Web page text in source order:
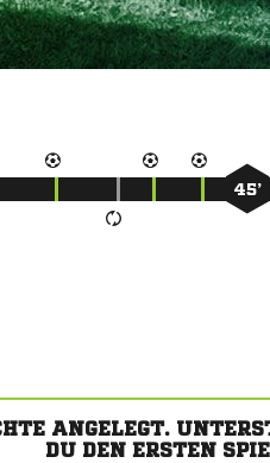
45’
ANGELEGT.
DU DEN ERSTEN